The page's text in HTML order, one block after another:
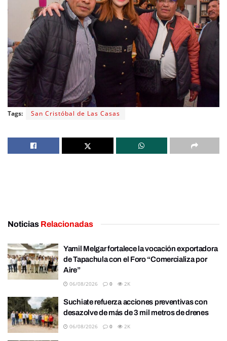
Tags: San Cristóbal de Las Casas
Noticias Relacionadas
Yamil Melgar fortalece la vocación exportadora
de Tapachula con el Foro “Comercializa por
Aire”
06/08/2026 0 2K
Suchiate refuerza acciones preventivas con
desazolve de más de 3 mil metros de drenes
06/08/2026 0 2K